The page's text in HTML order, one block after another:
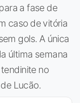
a fase de
caso de vitória
gols. A única
última semana
no
Lucão.